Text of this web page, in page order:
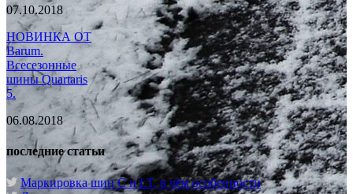
07.10.2018
НОВИНКА ОТ
Barum.
Всесезонные
шины Quartaris
5.
06.08.2018
последние статьи
Маркировка шин C и LT, в чём особенности